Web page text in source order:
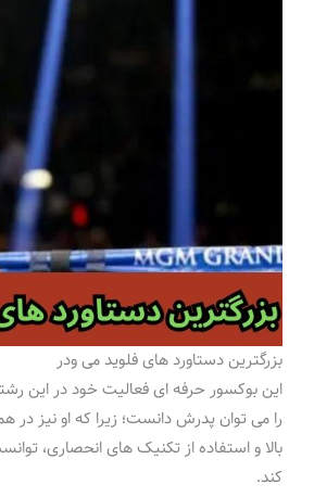
بزرگترین دستاورد های فلوید می ودر
را می توان پدرش دانست؛ زیرا که او نیز
بالا و استفاده از تکنیک های انحصاری،
کند.